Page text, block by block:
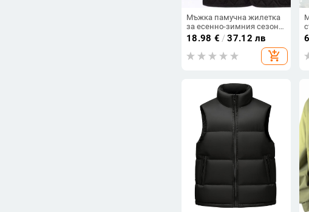
Мъжка памучна жилетка
за есенно-зимния сезон,
къс модел, подплатена
пухом и дебела изолация,
топла, за големи размери
18.98 € /37.12 лв
add_shopping_cart